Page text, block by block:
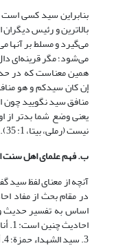
بنابراین سید کسی
بالاترین و رئیس
می‌گیرد و مسلط بر آنها
می‌شود؛ مگر قرینه‌ای
همین معناست که در
إن کان سیدکم و هو
منافق سید نگویید چون
یعنی وضع شما بدتر از
نیست (رملی، بی‏تا، 1: 35).
ب. فهم علمای اهل سنت
آنچه از معنای لفظ سید
در مقام بحث از مفاد
اساس به تفسیر حدیث و
3. سید الشهداء حمزة؛ 4. أبوبکر و عمر سیدا کهول أهل الجنة.